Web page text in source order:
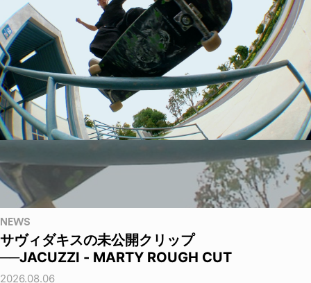
NEWS
サヴィダキスの未公開クリップ
──JACUZZI - MARTY ROUGH CUT
2026.08.06